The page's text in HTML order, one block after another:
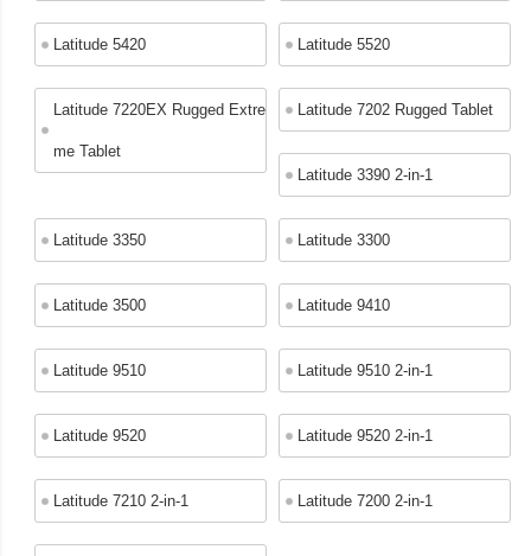
Latitude 5420 Latitude 5520
Latitude 7220EX Rugged Extre
me Tablet
Latitude 7202 Rugged Tablet
Latitude 3390 2-in-1
Latitude 3350 Latitude 3300
Latitude 3500 Latitude 9410
Latitude 9510 Latitude 9510 2-in-1
Latitude 9520 Latitude 9520 2-in-1
Latitude 7210 2-in-1 Latitude 7200 2-in-1